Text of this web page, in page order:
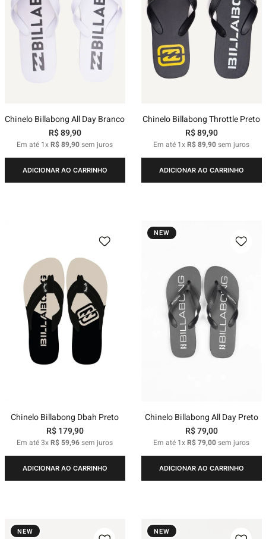
Chinelo Billabong All Day Branco
R$89,90
Em até 1xR$89,90sem juros
ADICIONAR AO CARRINHO
Chinelo Billabong Throttle Preto
R$89,90
Em até 1xR$89,90sem juros
ADICIONAR AO CARRINHO
Chinelo Billabong Dbah Preto
R$ 179,90
Em até3xR$ 59,96sem juros
ADICIONAR AO CARRINHO
NEW
Chinelo Billabong All Day Preto
R$79,00
Em até 1xR$79,00sem juros
ADICIONAR AO CARRINHO
NEW NEW